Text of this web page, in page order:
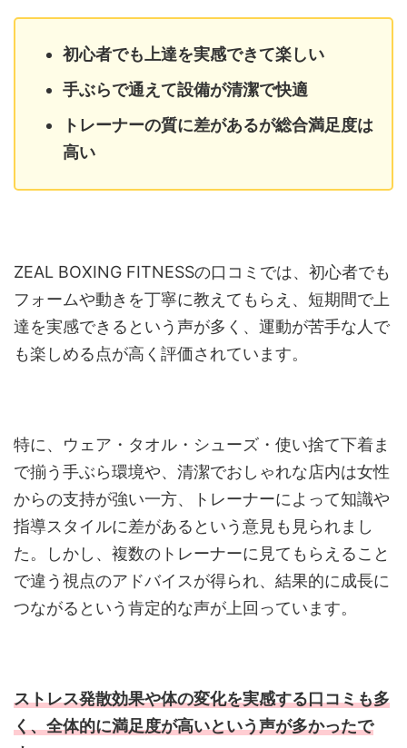
初心者でも上達を実感できて楽しい
手ぶらで通えて設備が清潔で快適
トレーナーの質に差があるが総合満足度は
高い
ZEAL BOXING FITNESSの口コミでは、初心者でも
フォームや動きを丁寧に教えてもらえ、短期間で上
達を実感できるという声が多く、運動が苦手な人で
も楽しめる点が高く評価されています。
特に、ウェア・タオル・シューズ・使い捨て下着ま
で揃う手ぶら環境や、清潔でおしゃれな店内は女性
からの支持が強い一方、トレーナーによって知識や
指導スタイルに差があるという意見も見られまし
た。しかし、複数のトレーナーに見てもらえること
で違う視点のアドバイスが得られ、結果的に成長に
つながるという肯定的な声が上回っています。
ストレス発散効果や体の変化を実感する口コミも多
く、全体的に満足度が高いという声が多かったで